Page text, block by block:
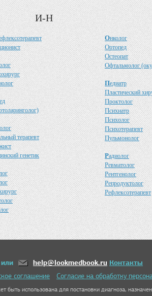
И-Н
терапевт
генетик
Онколог
Ортопед
Остеопат
Офтальмолог
Педиатр
Пластический
Проктолог
Психиатр
Психолог
Психотерапевт
Пульмонолог
Радиолог
Ревматолог
Рентгенолог
Репродуктолог
Рефлексотерапевт
или help@lookmedbook.ru Контакты
соглашение Согласие на обработку
быть использована для постановки диагноза,